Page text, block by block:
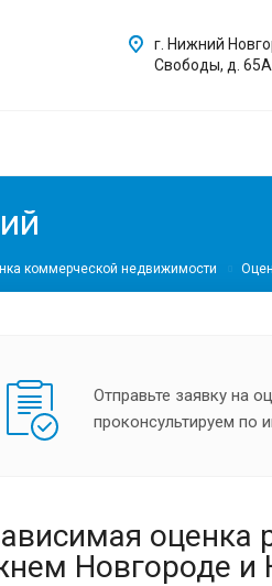
г. Нижний
Свободы, д. 65А
коммерческой недвижимости
Отправьте заявку на
проконсультируем по
Новгороде и